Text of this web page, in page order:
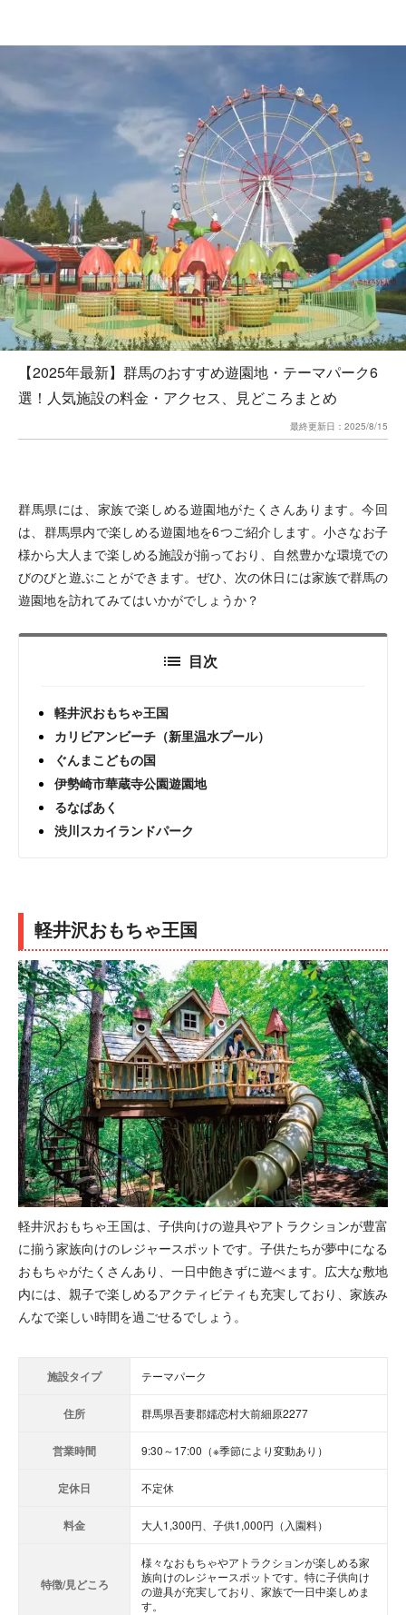
【2025年最新】群馬のおすすめ遊園地・テーマパーク6
選！人気施設の料金・アクセス、見どころまとめ
最終更新日： 2025/8/15
群馬県には、家族で楽しめる遊園地がたくさんあります。今回
は、群馬県内で楽しめる遊園地を6つご紹介します。小さなお子
様から大人まで楽しめる施設が揃っており、自然豊かな環境での
びのびと遊ぶことができます。ぜひ、次の休日には家族で群馬の
遊園地を訪れてみてはいかがでしょうか？
目次
軽井沢おもちゃ王国
カリビアンビーチ（新里温水プール）
ぐんまこどもの国
伊勢崎市華蔵寺公園遊園地
るなぱあく
渋川スカイランドパーク
軽井沢おもちゃ王国
軽井沢おもちゃ王国は、子供向けの遊具やアトラクションが豊富
に揃う家族向けのレジャースポットです。子供たちが夢中になる
おもちゃがたくさんあり、一日中飽きずに遊べます。広大な敷地
内には、親子で楽しめるアクティビティも充実しており、家族み
んなで楽しい時間を過ごせるでしょう。
施設タイプ テーマパーク
住所 群馬県吾妻郡嬬恋村大前細原2277
営業時間 9:30～17:00（※季節により変動あり）
定休日 不定休
料金 大人1,300円、子供1,000円（入園料）
特徴/見どころ
様々なおもちゃやアトラクションが楽しめる家
族向けのレジャースポットです。特に子供向け
の遊具が充実しており、家族で一日中楽しめま
す。